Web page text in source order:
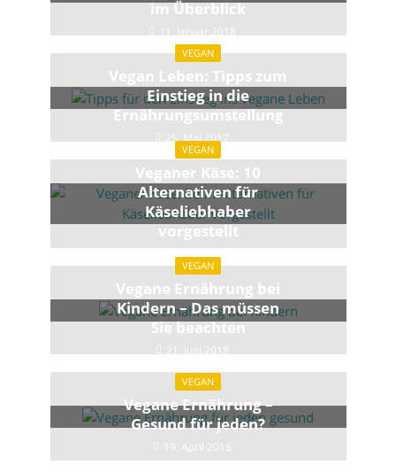
im Überblick
11. Januar 2018
VEGAN
Vegan Leben: Tipps zum
Einstieg in die
Ernährungsumstellung
25. Mai 2017
VEGAN
Veganer Käse: 10
Alternativen für
Käseliebhaber
vorgestellt
1. März 2018
VEGAN
Vegane Ernährung bei
Kindern – Das müssen
Sie beachten
21. Juni 2018
VEGAN
Vegane Ernährung –
Gesund für jeden?
19. April 2016